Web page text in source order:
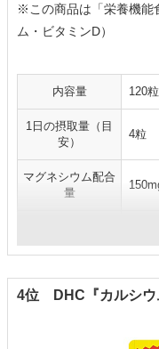
※この商品は「栄養機能
ム・ビタミンD）
内容量 120
1日の摂取量（目
安）
4粒
マグネシウム配合
量
タブ
4位 DHC『カルシウ